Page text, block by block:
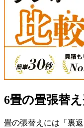
6畳の畳張替
畳の張替えには「裏